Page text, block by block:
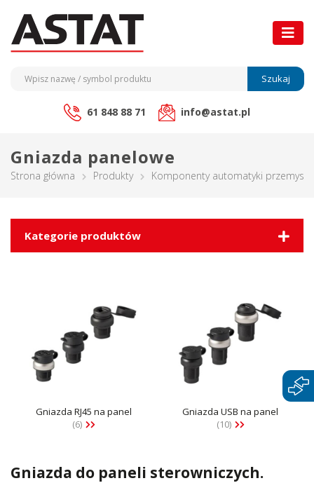
Szukaj
61 848 88 71 info@astat.pl
Gniazda panelowe
Strona główna Produkty Komponenty automatyki
Kategorie produktów
Gniazda RJ45 na panel
(6)
Gniazda USB na panel
(10)
Gniazda do paneli sterowniczych.